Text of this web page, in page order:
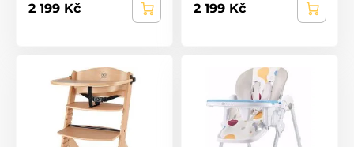
2 199 Kč 2 199 Kč